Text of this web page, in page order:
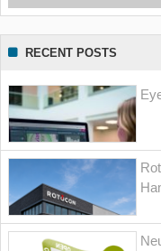
RECENT POSTS